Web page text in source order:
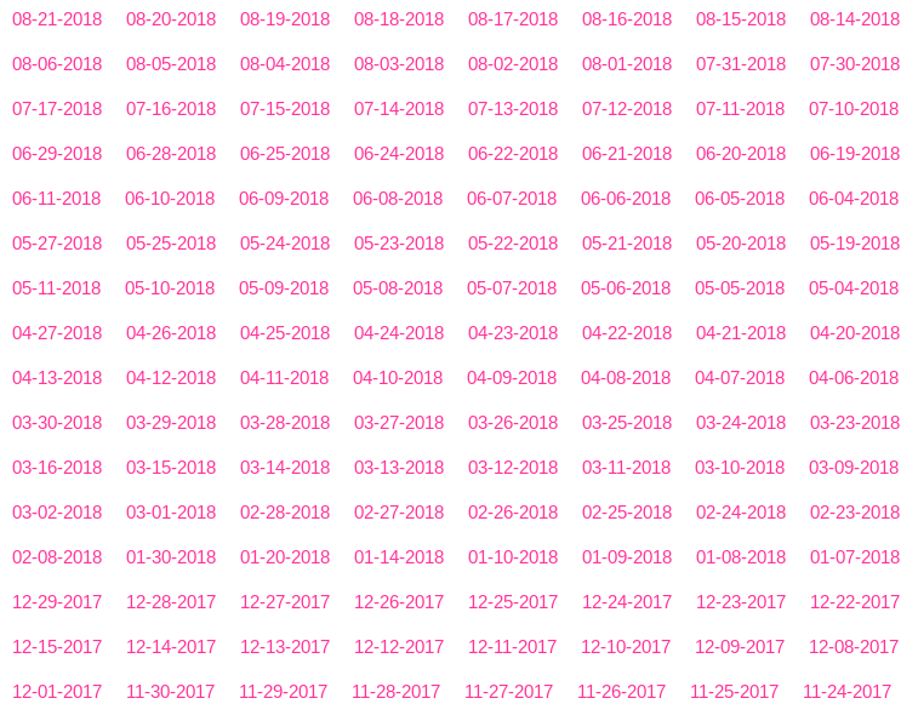
08-21-2018 08-20-2018 08-19-2018 08-18-2018 08-17-2018 08-16-2018 08-15-2018 08-14-2018
08-06-2018 08-05-2018 08-04-2018 08-03-2018 08-02-2018 08-01-2018 07-31-2018 07-30-2018
07-17-2018 07-16-2018 07-15-2018 07-14-2018 07-13-2018 07-12-2018 07-11-2018 07-10-2018
06-29-2018 06-28-2018 06-25-2018 06-24-2018 06-22-2018 06-21-2018 06-20-2018 06-19-2018
06-11-2018 06-10-2018 06-09-2018 06-08-2018 06-07-2018 06-06-2018 06-05-2018 06-04-2018
05-27-2018 05-25-2018 05-24-2018 05-23-2018 05-22-2018 05-21-2018 05-20-2018 05-19-2018
05-11-2018 05-10-2018 05-09-2018 05-08-2018 05-07-2018 05-06-2018 05-05-2018 05-04-2018
04-27-2018 04-26-2018 04-25-2018 04-24-2018 04-23-2018 04-22-2018 04-21-2018 04-20-2018
04-13-2018 04-12-2018 04-11-2018 04-10-2018 04-09-2018 04-08-2018 04-07-2018 04-06-2018
03-30-2018 03-29-2018 03-28-2018 03-27-2018 03-26-2018 03-25-2018 03-24-2018 03-23-2018
03-16-2018 03-15-2018 03-14-2018 03-13-2018 03-12-2018 03-11-2018 03-10-2018 03-09-2018
03-02-2018 03-01-2018 02-28-2018 02-27-2018 02-26-2018 02-25-2018 02-24-2018 02-23-2018
02-08-2018 01-30-2018 01-20-2018 01-14-2018 01-10-2018 01-09-2018 01-08-2018 01-07-2018
12-29-2017 12-28-2017 12-27-2017 12-26-2017 12-25-2017 12-24-2017 12-23-2017 12-22-2017
12-15-2017 12-14-2017 12-13-2017 12-12-2017 12-11-2017 12-10-2017 12-09-2017 12-08-2017
12-01-2017 11-30-2017 11-29-2017 11-28-2017 11-27-2017 11-26-2017 11-25-2017 11-24-2017